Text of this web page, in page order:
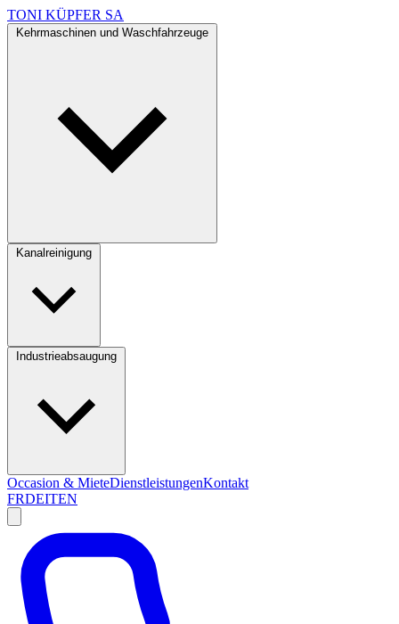
TONI KÜPFER SA
Occasion & MieteDienstleistungenKontakt
FRDEITEN